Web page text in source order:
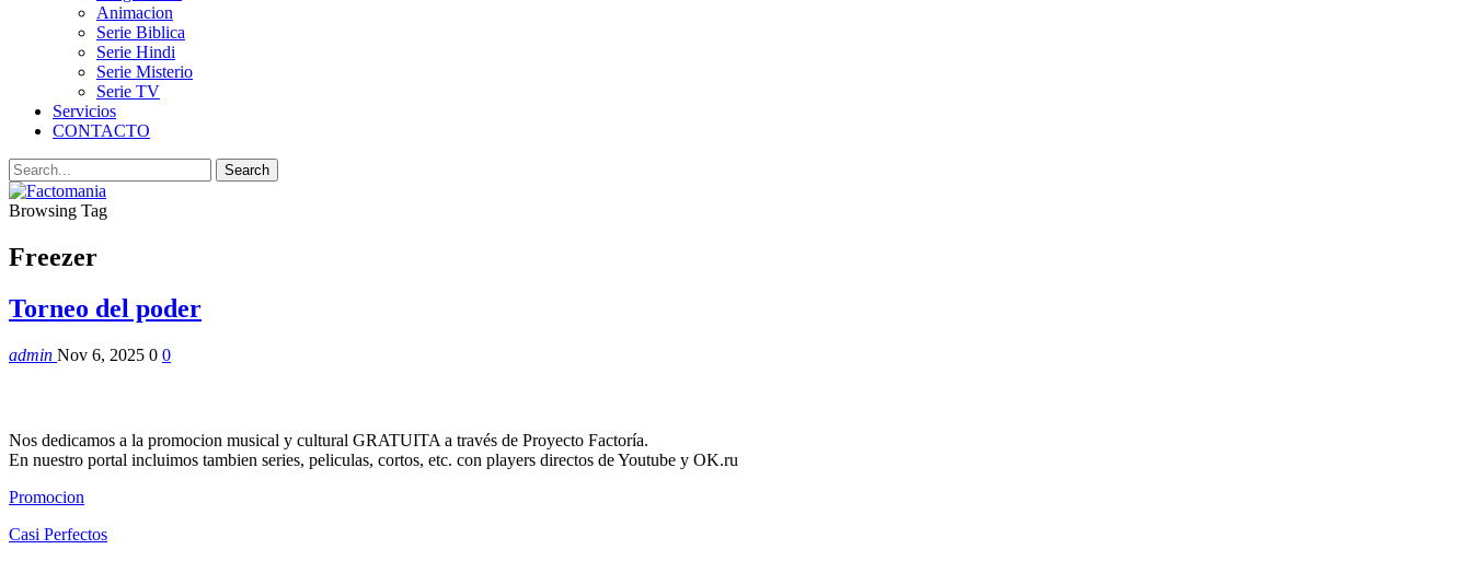
Animacion
Serie Biblica
Serie Hindi
Serie Misterio
Serie TV
Servicios
CONTACTO
Browsing Tag
Freezer
Torneo del poder
admin Nov 6, 2025 0 0
Nos dedicamos a la promocion musical y cultural GRATUITA a través de Proyecto Factoría.
En nuestro portal incluimos tambien series, peliculas, cortos, etc. con players directos de Youtube y OK.ru
Promocion
Casi Perfectos